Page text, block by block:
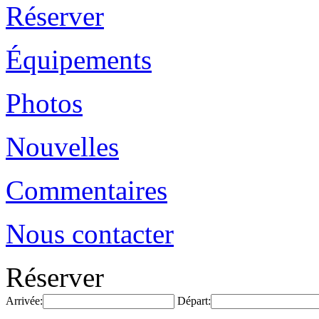
Réserver
Équipements
Photos
Nouvelles
Commentaires
Nous contacter
Réserver
Arrivée: Départ: